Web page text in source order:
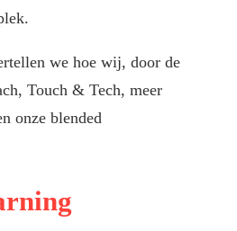
we hoe wij, door de
Touch & Tech, meer
onze blended